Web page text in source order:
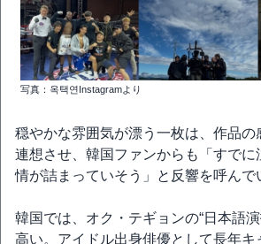
写真：옥택연Instagramより
穏やかな雰囲気が漂う一枚は、作品の
連想させ、韓国ファンからも「すでに
情が詰まっていそう」と反響を呼んで
韓国では、オク・テギョンの“日本語
高い。アイドル出身俳優として長年キ